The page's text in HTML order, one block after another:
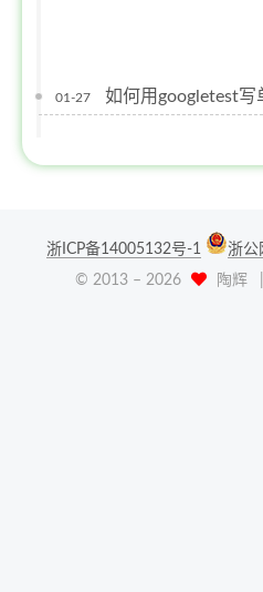
01-27 如何用googletest写
浙ICP备14005132号-1
浙公
© 2013 – 2026 陶辉